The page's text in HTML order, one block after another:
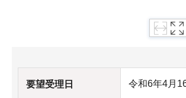
要望受理日 令和6年4月